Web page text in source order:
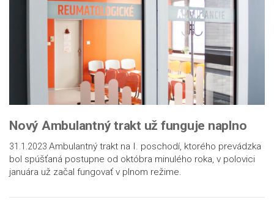
Nový Ambulantný trakt už funguje naplno
31.1.2023 Ambulantný trakt na I. poschodí, ktorého prevádzka
bol spúšťaná postupne od októbra minulého roka, v polovici
januára už začal fungovať v plnom režime.